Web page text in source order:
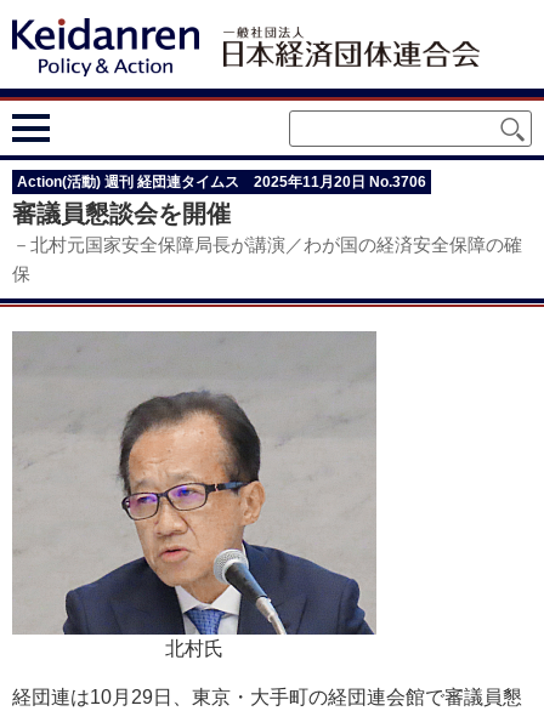
Action(活動) 週刊 経団連タイムス 2025年11月20日 No.3706
審議員懇談会を開催
－北村元国家安全保障局長が講演／わが国の経済安全保障の確
保
北村氏
経団連は10月29日、東京・大手町の経団連会館で審議員懇